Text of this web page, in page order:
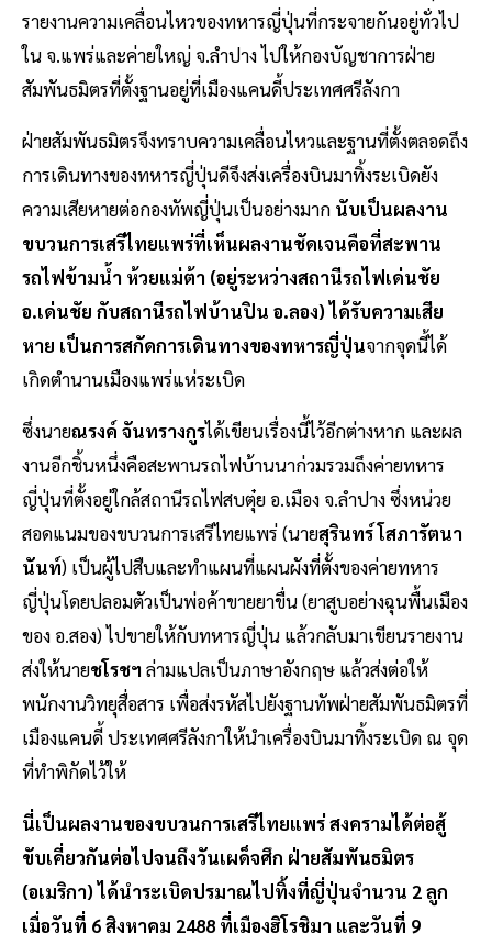
รายงานความเคลื่อนไหวของทหารญี่ปุ่นที่กระจายกันอยู่ทั่วไป
ใน จ.แพร่และค่ายใหญ่ จ.ลำปาง ไปให้กองบัญชาการฝ่าย
สัมพันธมิตรที่ตั้งฐานอยู่ที่เมืองแคนดี้ประเทศศรีลังกา
ฝ่ายสัมพันธมิตรจึงทราบความเคลื่อนไหวและฐานที่ตั้งตลอดถึง
การเดินทางของทหารญี่ปุ่นดีจึงส่งเครื่องบินมาทิ้งระเบิดยัง
ความเสียหายต่อกองทัพญี่ปุ่นเป็นอย่างมาก นับเป็นผลงาน
ขบวนการเสรีไทยแพร่ที่เห็นผลงานชัดเจนคือที่สะพาน
รถไฟข้ามน้ำ ห้วยแม่ต้า (อยู่ระหว่างสถานีรถไฟเด่นชัย
อ.เด่นชัย กับสถานีรถไฟบ้านปิน อ.ลอง) ได้รับความเสีย
หาย เป็นการสกัดการเดินทางของทหารญี่ปุ่นจากจุดนี้ได้
เกิดตำนานเมืองแพร่แห่ระเบิด
ซึ่งนายณรงค์ จันทรางกูรได้เขียนเรื่องนี้ไว้อีกต่างหาก และผล
งานอีกชิ้นหนึ่งคือสะพานรถไฟบ้านนาก่วมรวมถึงค่ายทหาร
ญี่ปุ่นที่ตั้งอยู่ใกล้สถานีรถไฟสบตุ๋ย อ.เมือง จ.ลำปาง ซึ่งหน่วย
สอดแนมของขบวนการเสรีไทยแพร่ (นายสุรินทร์ โสภารัตนา
นันท์) เป็นผู้ไปสืบและทำแผนที่แผนผังที่ตั้งของค่ายทหาร
ญี่ปุ่นโดยปลอมตัวเป็นพ่อค้าขายยาขื่น (ยาสูบอย่างฉุนพื้นเมือง
ของ อ.สอง) ไปขายให้กับทหารญี่ปุ่น แล้วกลับมาเขียนรายงาน
ส่งให้นายชโรชฯ ล่ามแปลเป็นภาษาอังกฤษ แล้วส่งต่อให้
พนักงานวิทยุสื่อสาร เพื่อส่งรหัสไปยังฐานทัพฝ่ายสัมพันธมิตรที่
เมืองแคนดี้ ประเทศศรีลังกาให้นำเครื่องบินมาทิ้งระเบิด ณ จุด
ที่ทำพิกัดไว้ให้
นี่เป็นผลงานของขบวนการเสรีไทยแพร่ สงครามได้ต่อสู้
ขับเคี่ยวกันต่อไปจนถึงวันเผด็จศึก ฝ่ายสัมพันธมิตร
(อเมริกา) ได้นำระเบิดปรมาณไปทิ้งที่ญี่ปุ่นจำนวน 2 ลูก
เมื่อวันที่ 6 สิงหาคม 2488 ที่เมืองฮิโรชิมา และวันที่ 9